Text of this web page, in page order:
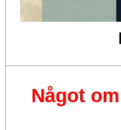
Något